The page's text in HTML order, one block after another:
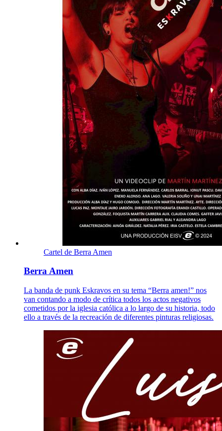
Cartel de Berra Amen
Berra Amen
La banda de punk Eskravos en su tema “Berra amen!” nos
van contando a modo de crítica todos los actos negativos
cometidos por la iglesia católica a lo largo de su historia, todo
ello a través de la recreación de diferentes pinturas religiosas.